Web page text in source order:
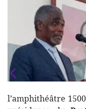
l’amphithéâtre